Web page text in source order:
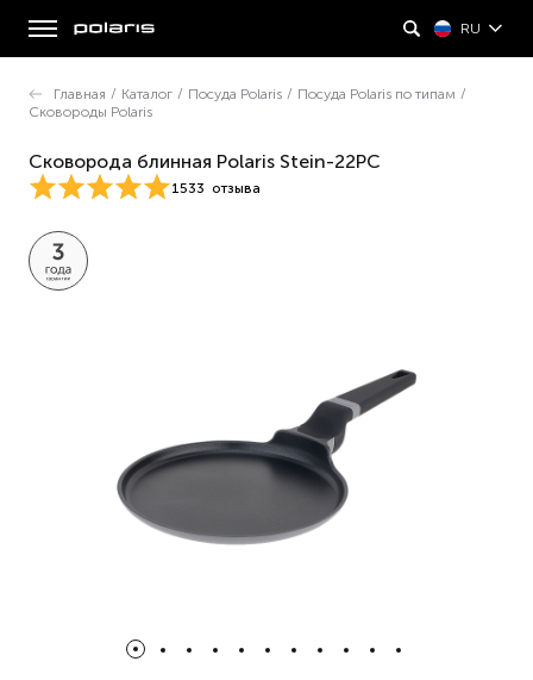
RU
Главная / Каталог / Посуда Polaris / Посуда Polaris по типам /
Сковороды Polaris
Сковорода блинная Polaris Stein-22PC
1533 отзыва